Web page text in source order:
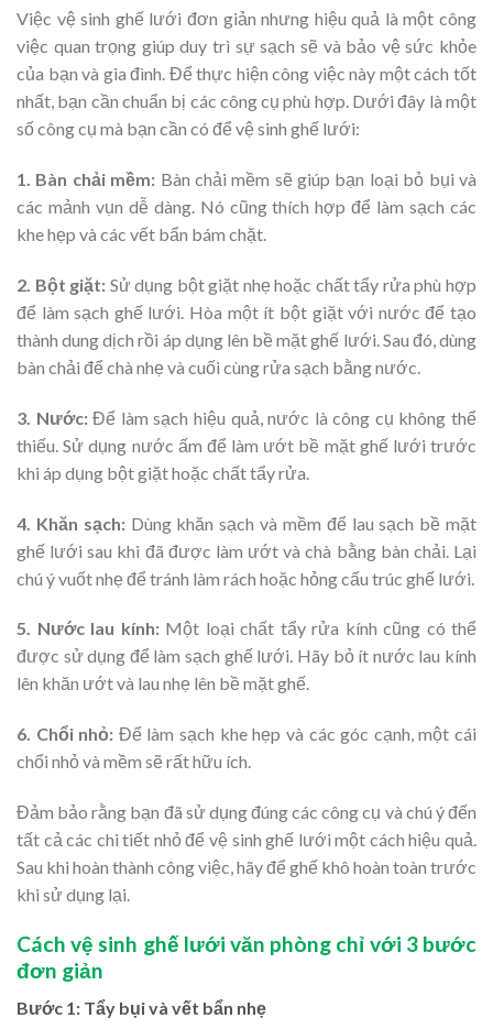
Việc vệ sinh ghế lưới đơn giản nhưng hiệu quả là một công
việc quan trọng giúp duy trì sự sạch sẽ và bảo vệ sức khỏe
của bạn và gia đình. Để thực hiện công việc này một cách tốt
nhất, bạn cần chuẩn bị các công cụ phù hợp. Dưới đây là một
số công cụ mà bạn cần có để vệ sinh ghế lưới:
1. Bàn chải mềm: Bàn chải mềm sẽ giúp bạn loại bỏ bụi và
các mảnh vụn dễ dàng. Nó cũng thích hợp để làm sạch các
khe hẹp và các vết bẩn bám chặt.
2. Bột giặt: Sử dụng bột giặt nhẹ hoặc chất tẩy rửa phù hợp
để làm sạch ghế lưới. Hòa một ít bột giặt với nước để tạo
thành dung dịch rồi áp dụng lên bề mặt ghế lưới. Sau đó, dùng
bàn chải để chà nhẹ và cuối cùng rửa sạch bằng nước.
3. Nước:Để làm sạch hiệu quả, nước là công cụ không thể
thiếu. Sử dụng nước ấm để làm ướt bề mặt ghế lưới trước
khi áp dụng bột giặt hoặc chất tẩy rửa.
4. Khăn sạch:Dùng khăn sạch và mềm để lau sạch bề mặt
ghế lưới sau khi đã được làm ướt và chà bằng bàn chải. Lại
chú ý vuốt nhẹ để tránh làm rách hoặc hỏng cấu trúc ghế lưới.
5. Nước lau kính:Một loại chất tẩy rửa kính cũng có thể
được sử dụng để làm sạch ghế lưới. Hãy bỏ ít nước lau kính
lên khăn ướt và lau nhẹ lên bề mặt ghế.
6. Chổi nhỏ: Để làm sạch khe hẹp và các góc cạnh, một cái
chổi nhỏ và mềm sẽ rất hữu ích.
Đảm bảo rằng bạn đã sử dụng đúng các công cụ và chú ý đến
tất cả các chi tiết nhỏ để vệ sinh ghế lưới một cách hiệu quả.
Sau khi hoàn thành công việc, hãy để ghế khô hoàn toàn trước
khi sử dụng lại.
Cách vệ sinh ghế lưới văn phòng chỉ với 3 bước
đơn giản
Bước 1: Tẩy bụi và vết bẩn nhẹ